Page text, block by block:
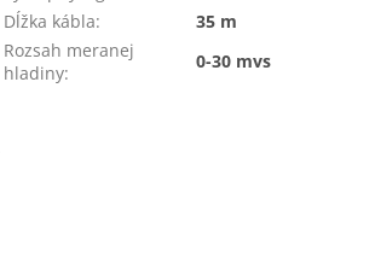
Dĺžka kábla:
35 m
Rozsah meranej
hladiny:
0-30 mvs